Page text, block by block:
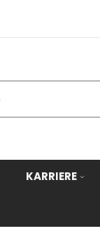
KARRIERE